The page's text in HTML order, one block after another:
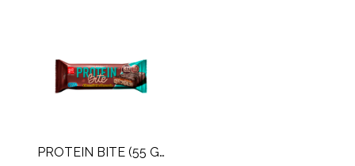
PROTEIN BITE (55 GR)